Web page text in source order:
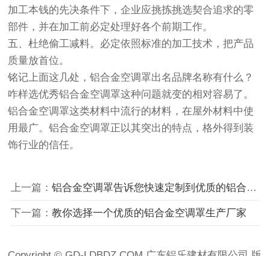
加工本钱的先决条件下，企业应挑拣挑选契合追求的零
部件，并在加工前必定处理好各个前期工作。
五、杜绝偷工减料。必定依照标准的加工技术，把产品
质量放首位。
铭记上面这几处，铝合金空调罩出名品牌名称有什么？
咋样选优秀铝合金空调罩这种问题就变的相对容易了。
铝合金空调罩这类材料中流行的材料，在屋外材料中使
用最广。铝合金空调罩正以其突出的特点，格外得到装
饰行业的信任。
上一篇： 铝合金空调罩告诉您快速定制到优质的铝合金空调罩
下一篇： 教你选择一个优质的铝合金空调罩生产厂家